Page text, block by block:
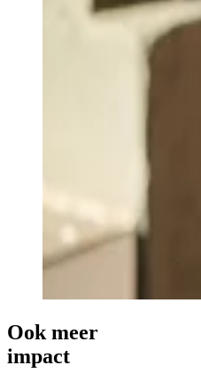
Ook meer
impact